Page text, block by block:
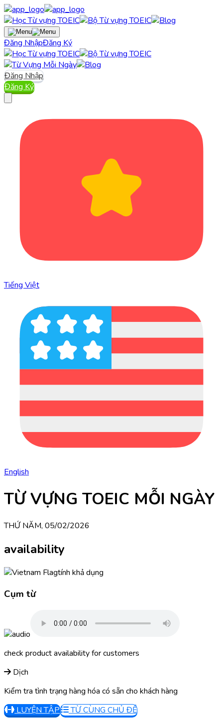
Đăng NhậpĐăng Ký
Đăng Nhập
Đăng Ký
Tiếng Việt
English
TỪ VỰNG TOEIC MỖI NGÀY
THỨ NĂM, 05/02/2026
availability
tính khả dụng
Cụm từ
check product availability for customers
Dịch
Kiểm tra tình trạng hàng hóa có sẵn cho khách hàng
LUYỆN TẬP
TỪ CÙNG CHỦ ĐỀ